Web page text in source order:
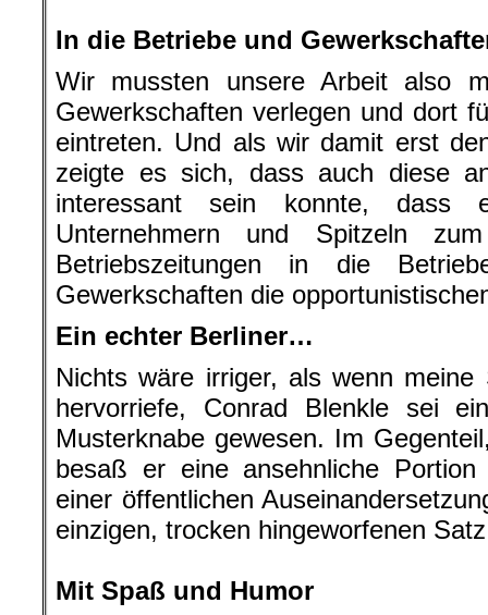
In die Betriebe und
Wir mussten unsere Arbeit also
Gewerk­schaften verlegen und dort
eintreten. Und als wir damit erst
zeigte es sich, dass auch diese
interessant sein konnte, dass
Unternehmern und Spitzeln
Betriebszeitungen in die
Gewerkschaften die
Ein echter Berliner…
Nichts wäre irriger, als wenn meine
hervorriefe, Conrad Blenkle sei
Musterknabe gewesen. Im
besaß er eine ansehnliche
einer öffentlichen
einzigen, trocken hingeworfenen
Mit Spaß und Humor